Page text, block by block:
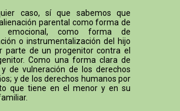
caso, sí que sabemos que
parental como forma de
emocional, como forma de
o instrumentalización del hijo
parte de un progenitor contra el
Como una forma clara de
de vulneración de los derechos
y de los derechos humanos por
que tiene en el menor y en su